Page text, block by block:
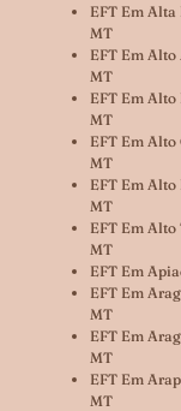
EFT Em Alta
MT
EFT Em
MT
EFT Em Alto
MT
EFT Em Alto
MT
EFT Em Alto
MT
EFT Em Alto
MT
EFT Em
EFT Em
MT
EFT Em
MT
EFT Em
MT